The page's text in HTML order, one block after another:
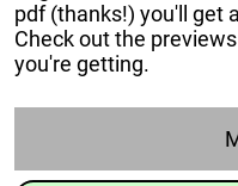
pdf (thanks!) you'll get
Check out the
you're getting.